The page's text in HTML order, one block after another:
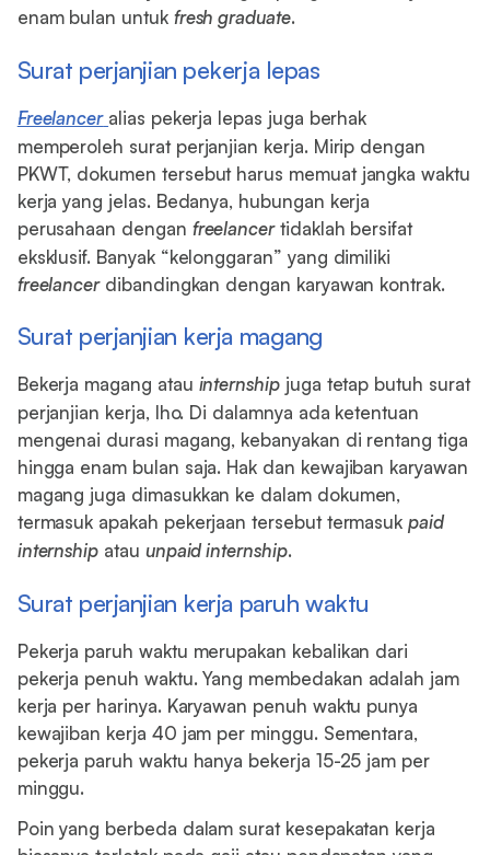
enam bulan untuk fresh graduate.
Surat perjanjian pekerja lepas
Freelancer alias pekerja lepas juga berhak
memperoleh surat perjanjian kerja. Mirip dengan
PKWT, dokumen tersebut harus memuat jangka waktu
kerja yang jelas. Bedanya, hubungan kerja
perusahaan dengan freelancertidaklah bersifat
eksklusif. Banyak “kelonggaran” yang dimiliki
freelancerdibandingkan dengan karyawan kontrak.
Surat perjanjian kerja magang
Bekerja magang atau internshipjuga tetap butuh surat
perjanjian kerja, lho. Di dalamnya ada ketentuan
mengenai durasi magang, kebanyakan di rentang tiga
hingga enam bulan saja. Hak dan kewajiban karyawan
magang juga dimasukkan ke dalam dokumen,
termasuk apakah pekerjaan tersebut termasukpaid
internship atau unpaid internship.
Surat perjanjian kerja paruh waktu
Pekerja paruh waktu merupakan kebalikan dari
pekerja penuh waktu. Yang membedakan adalah jam
kerja per harinya. Karyawan penuh waktu punya
kewajiban kerja 40 jam per minggu. Sementara,
pekerja paruh waktu hanya bekerja 15-25 jam per
minggu.
Poin yang berbeda dalam surat kesepakatan kerja